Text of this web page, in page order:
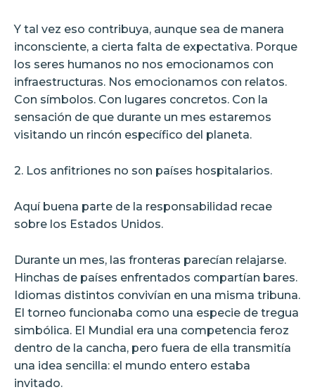
Y tal vez eso contribuya, aunque sea de manera
inconsciente, a cierta falta de expectativa. Porque
los seres humanos no nos emocionamos con
infraestructuras. Nos emocionamos con relatos.
Con símbolos. Con lugares concretos. Con la
sensación de que durante un mes estaremos
visitando un rincón específico del planeta.
2. Los anfitriones no son países hospitalarios.
Aquí buena parte de la responsabilidad recae
sobre los Estados Unidos.
Durante un mes, las fronteras parecían relajarse.
Hinchas de países enfrentados compartían bares.
Idiomas distintos convivían en una misma tribuna.
El torneo funcionaba como una especie de tregua
simbólica. El Mundial era una competencia feroz
dentro de la cancha, pero fuera de ella transmitía
una idea sencilla: el mundo entero estaba
invitado.